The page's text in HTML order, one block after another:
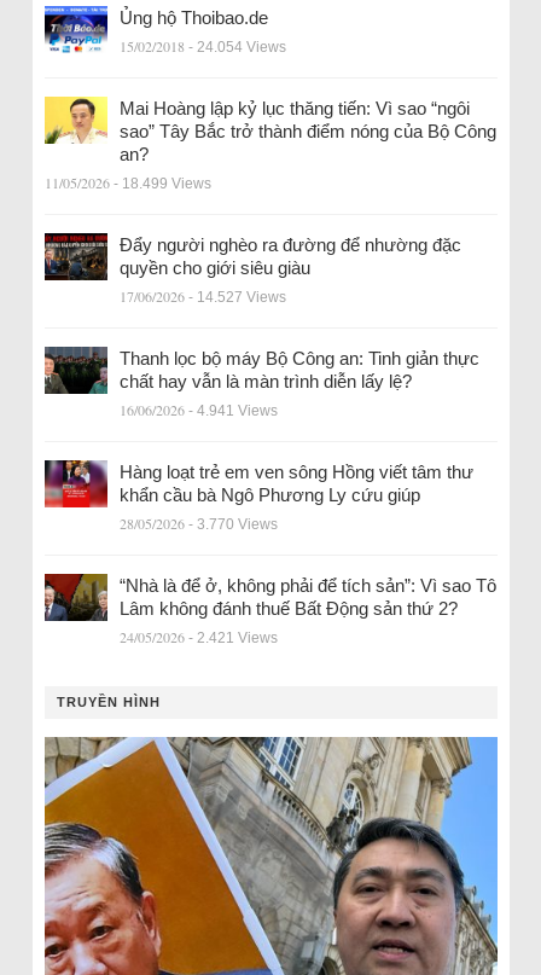
Ủng hộ Thoibao.de
15/02/2018 - 24.054 Views
Mai Hoàng lập kỷ lục thăng tiến: Vì sao “ngôi
sao” Tây Bắc trở thành điểm nóng của Bộ Công
an?
11/05/2026 - 18.499 Views
Đẩy người nghèo ra đường để nhường đặc
quyền cho giới siêu giàu
17/06/2026 - 14.527 Views
Thanh lọc bộ máy Bộ Công an: Tinh giản thực
chất hay vẫn là màn trình diễn lấy lệ?
16/06/2026 - 4.941 Views
Hàng loạt trẻ em ven sông Hồng viết tâm thư
khẩn cầu bà Ngô Phương Ly cứu giúp
28/05/2026 - 3.770 Views
“Nhà là để ở, không phải để tích sản”: Vì sao Tô
Lâm không đánh thuế Bất Động sản thứ 2?
24/05/2026 - 2.421 Views
TRUYỀN HÌNH